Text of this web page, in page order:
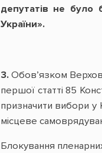
депутатів не було
України».
3.Обов’язком
першої статті 85
призначити вибори у
місцеве
Блокування